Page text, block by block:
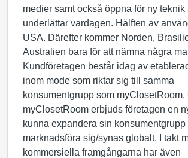
medier samt också öppna för ny teknik
underlättar vardagen. Hälften av
USA. Därefter kommer Norden,
Australien bara för att nämna några
Kundföretagen består idag av
inom mode som riktar sig till samma
konsumentgrupp som myClosetRoom.
myClosetRoom erbjuds företagen en
kunna expandera sin konsumentgrupp
marknadsföra sig/synas globalt. I takt
kommersiella framgångarna har även